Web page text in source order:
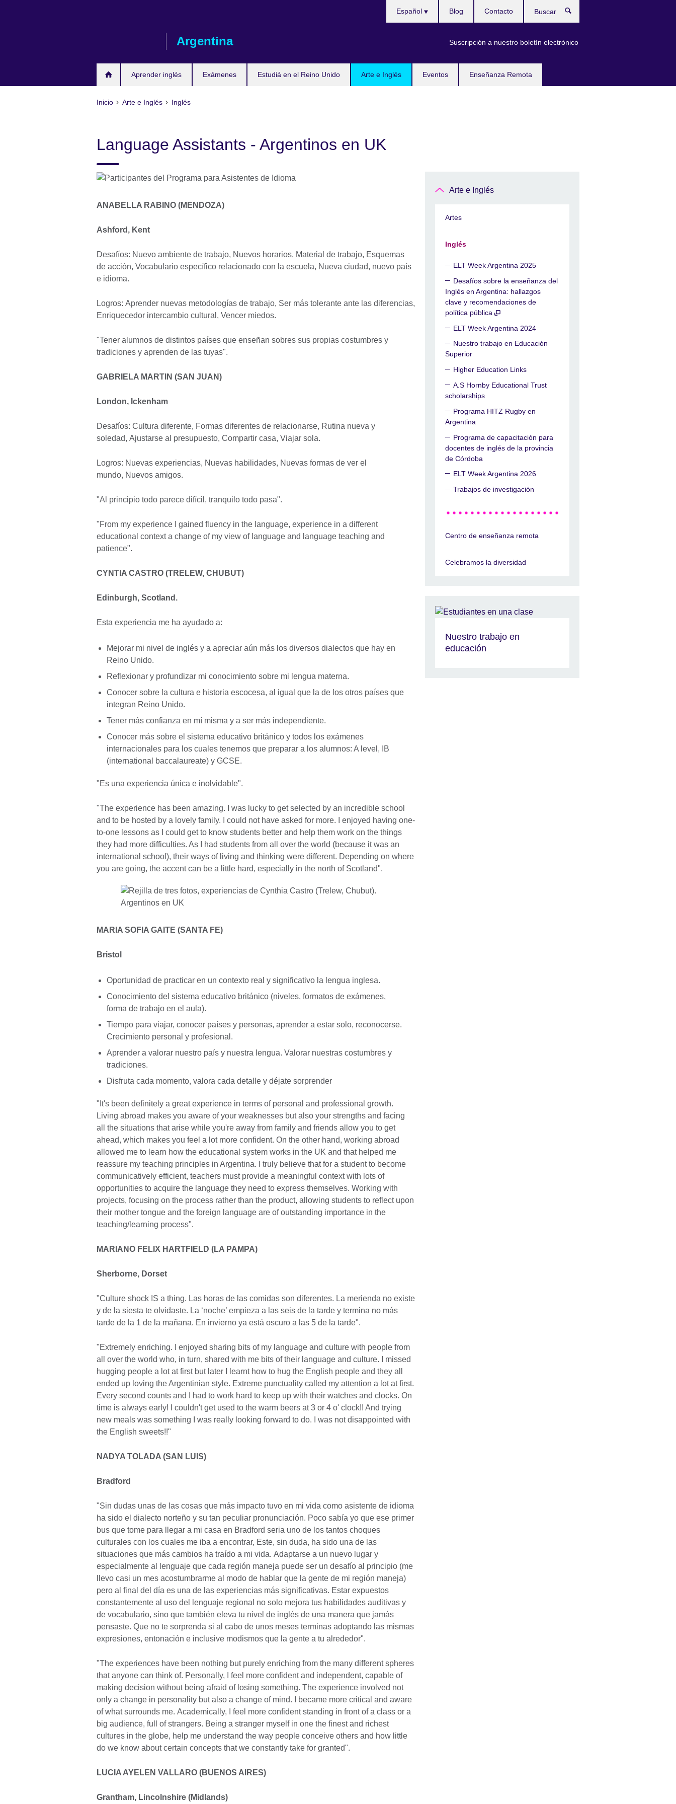
Argentina
Aprender inglés Exámenes Estudiá en el Reino Unido Arte e Inglés Eventos Enseñanza Remota
Español
Suscripción a nuestro boletín electrónico
Blog Contacto
Inicio Arte e Inglés Inglés
Language Assistants - Argentinos en UK
ANABELLA RABINO (MENDOZA)
Ashford, Kent
Desafíos: Nuevo ambiente de trabajo, Nuevos horarios, Material de trabajo, Esquemas
de acción, Vocabulario específico relacionado con la escuela, Nueva ciudad, nuevo país
e idioma.
Logros: Aprender nuevas metodologías de trabajo, Ser más tolerante ante las diferencias,
Enriquecedor intercambio cultural, Vencer miedos.
"Tener alumnos de distintos países que enseñan sobres sus propias costumbres y
tradiciones y aprenden de las tuyas".
GABRIELA MARTIN (SAN JUAN)
London, Ickenham
Desafíos: Cultura diferente, Formas diferentes de relacionarse, Rutina nueva y
soledad, Ajustarse al presupuesto, Compartir casa, Viajar sola.
Logros: Nuevas experiencias, Nuevas habilidades, Nuevas formas de ver el
mundo, Nuevos amigos.
"Al principio todo parece difícil, tranquilo todo pasa".
"From my experience I gained fluency in the language, experience in a different
educational context a change of my view of language and language teaching and
patience".
CYNTIA CASTRO (TRELEW, CHUBUT)
Edinburgh, Scotland.
Esta experiencia me ha ayudado a:
Mejorar mi nivel de inglés y a apreciar aún más los diversos dialectos que hay en
Reino Unido.
Reflexionar y profundizar mi conocimiento sobre mi lengua materna.
Conocer sobre la cultura e historia escocesa, al igual que la de los otros países que
integran Reino Unido.
Tener más confianza en mí misma y a ser más independiente.
Conocer más sobre el sistema educativo británico y todos los exámenes
internacionales para los cuales tenemos que preparar a los alumnos: A level, IB
(international baccalaureate) y GCSE.
"Es una experiencia única e inolvidable".
"The experience has been amazing. I was lucky to get selected by an incredible school
and to be hosted by a lovely family. I could not have asked for more. I enjoyed having one-
to-one lessons as I could get to know students better and help them work on the things
they had more difficulties. As I had students from all over the world (because it was an
international school), their ways of living and thinking were different. Depending on where
you are going, the accent can be a little hard, especially in the north of Scotland".
MARIA SOFIA GAITE (SANTA FE)
Bristol
Oportunidad de practicar en un contexto real y significativo la lengua inglesa.
Conocimiento del sistema educativo británico (niveles, formatos de exámenes,
forma de trabajo en el aula).
Tiempo para viajar, conocer países y personas, aprender a estar solo, reconocerse.
Crecimiento personal y profesional.
Aprender a valorar nuestro país y nuestra lengua. Valorar nuestras costumbres y
tradiciones.
Disfruta cada momento, valora cada detalle y déjate sorprender
"It's been definitely a great experience in terms of personal and professional growth.
Living abroad makes you aware of your weaknesses but also your strengths and facing
all the situations that arise while you're away from family and friends allow you to get
ahead, which makes you feel a lot more confident. On the other hand, working abroad
allowed me to learn how the educational system works in the UK and that helped me
reassure my teaching principles in Argentina. I truly believe that for a student to become
communicatively efficient, teachers must provide a meaningful context with lots of
opportunities to acquire the language they need to express themselves. Working with
projects, focusing on the process rather than the product, allowing students to reflect upon
their mother tongue and the foreign language are of outstanding importance in the
teaching/learning process".
MARIANO FELIX HARTFIELD (LA PAMPA)
Sherborne, Dorset
"Culture shock IS a thing. Las horas de las comidas son diferentes. La merienda no existe
y de la siesta te olvidaste. La ‘noche’ empieza a las seis de la tarde y termina no más
tarde de la 1 de la mañana. En invierno ya está oscuro a las 5 de la tarde".
"Extremely enriching. I enjoyed sharing bits of my language and culture with people from
all over the world who, in turn, shared with me bits of their language and culture. I missed
hugging people a lot at first but later I learnt how to hug the English people and they all
ended up loving the Argentinian style. Extreme punctuality called my attention a lot at first.
Every second counts and I had to work hard to keep up with their watches and clocks. On
time is always early! I couldn't get used to the warm beers at 3 or 4 o' clock!! And trying
new meals was something I was really looking forward to do. I was not disappointed with
the English sweets!!"
NADYA TOLADA (SAN LUIS)
Bradford
"Sin dudas unas de las cosas que más impacto tuvo en mi vida como asistente de idioma
ha sido el dialecto norteño y su tan peculiar pronunciación. Poco sabía yo que ese primer
bus que tome para llegar a mi casa en Bradford seria uno de los tantos choques
culturales con los cuales me iba a encontrar, Este, sin duda, ha sido una de las
situaciones que más cambios ha traído a mi vida. Adaptarse a un nuevo lugar y
especialmente al lenguaje que cada región maneja puede ser un desafío al principio (me
llevo casi un mes acostumbrarme al modo de hablar que la gente de mi región maneja)
pero al final del día es una de las experiencias más significativas. Estar expuestos
constantemente al uso del lenguaje regional no solo mejora tus habilidades auditivas y
de vocabulario, sino que también eleva tu nivel de inglés de una manera que jamás
pensaste. Que no te sorprenda si al cabo de unos meses terminas adoptando las mismas
expresiones, entonación e inclusive modismos que la gente a tu alrededor".
"The experiences have been nothing but purely enriching from the many different spheres
that anyone can think of. Personally, I feel more confident and independent, capable of
making decision without being afraid of losing something. The experience involved not
only a change in personality but also a change of mind. I became more critical and aware
of what surrounds me. Academically, I feel more confident standing in front of a class or a
big audience, full of strangers. Being a stranger myself in one the finest and richest
cultures in the globe, help me understand the way people conceive others and how little
do we know about certain concepts that we constantly take for granted".
LUCIA AYELEN VALLARO (BUENOS AIRES)
Grantham, Lincolnshire (Midlands)
Arte e Inglés
Artes
Inglés
ELT Week Argentina 2025
Desafíos sobre la enseñanza del
Inglés en Argentina: hallazgos
clave y recomendaciones de
política pública
ELT Week Argentina 2024
Nuestro trabajo en Educación
Superior
Higher Education Links
A.S Hornby Educational Trust
scholarships
Programa HITZ Rugby en
Argentina
Programa de capacitación para
docentes de inglés de la provincia
de Córdoba
ELT Week Argentina 2026
Trabajos de investigación
Centro de enseñanza remota
Celebramos la diversidad
Nuestro trabajo en
educación